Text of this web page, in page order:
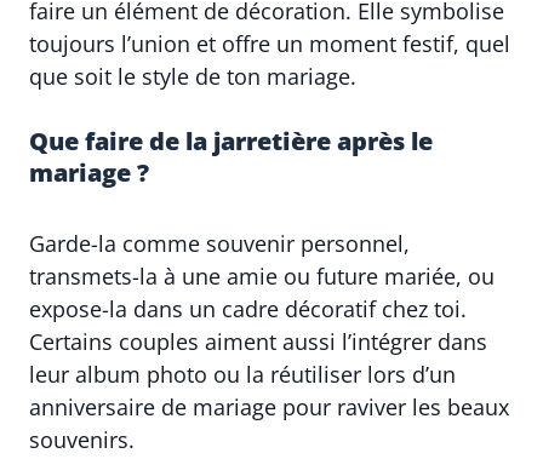
faire un élément de décoration. Elle symbolise
toujours l’union et offre un moment festif, quel
que soit le style de ton mariage.
Que faire de la jarretière après le
mariage ?
Garde-la comme souvenir personnel,
transmets-la à une amie ou future mariée, ou
expose-la dans un cadre décoratif chez toi.
Certains couples aiment aussi l’intégrer dans
leur album photo ou la réutiliser lors d’un
anniversaire de mariage pour raviver les beaux
souvenirs.